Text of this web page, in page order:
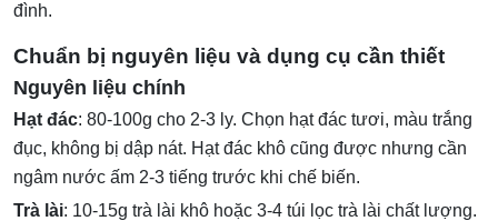
đình.
Chuẩn bị nguyên liệu và dụng cụ cần thiết
Nguyên liệu chính
Hạt đác: 80-100g cho 2-3 ly. Chọn hạt đác tươi, màu trắng
đục, không bị dập nát. Hạt đác khô cũng được nhưng cần
ngâm nước ấm 2-3 tiếng trước khi chế biến.
Trà lài: 10-15g trà lài khô hoặc 3-4 túi lọc trà lài chất lượng.